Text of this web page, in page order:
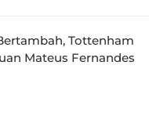
Tottenham
Mateus Fernandes